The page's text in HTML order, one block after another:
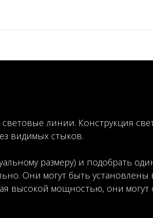
линии. Конструкция
видимых стыков.
размеру) и подобрать
Они могут быть установлены
высокой мощностью, они могут